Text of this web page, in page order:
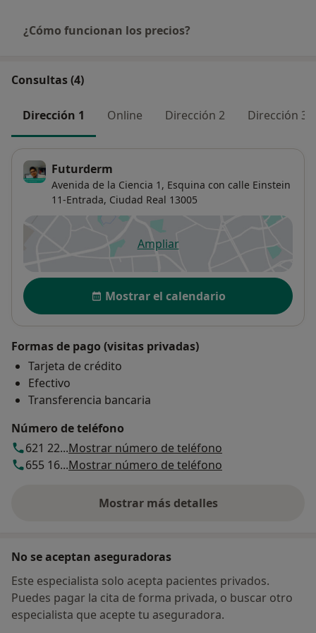
¿Cómo funcionan los precios?
Consultas (4)
Dirección 1 Online Dirección 2 Dirección 3
Futurderm
Avenida de la Ciencia 1, Esquina con calle Einstein
11-Entrada, Ciudad Real 13005
Ampliarse abre en una nueva
Disponibilidad
Mostrar el calendario
Formas de pago (visitas privadas)
Tarjeta de crédito
Efectivo
Transferencia bancaria
Número de teléfono
621 22...Mostrar número de teléfono
655 16...Mostrar número de teléfono
Mostrar más detalles
sobre la dirección
No se aceptan aseguradoras
Este especialista solo acepta pacientes privados.
Puedes pagar la cita de forma privada, o buscar otro
especialista que acepte tu aseguradora.